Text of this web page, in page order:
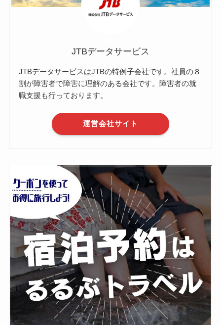
JTBデータサービス
JTBデータサービスはJTBの特例子会社です。社員の８
割が障害者で障害に理解のある会社です。障害者の就
職支援も行っております。
運営会社サイト